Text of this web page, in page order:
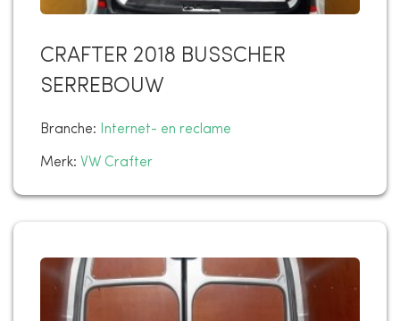
CRAFTER 2018 BUSSCHER
SERREBOUW
Branche: Internet- en reclame
Merk: VW Crafter